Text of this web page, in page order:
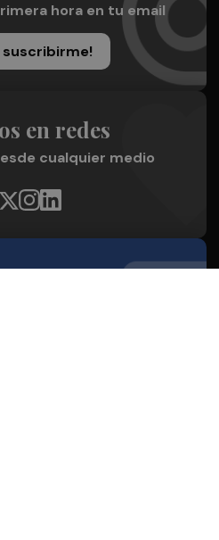
hora en tu email
suscribirme!
en redes
cualquier medio
Somos